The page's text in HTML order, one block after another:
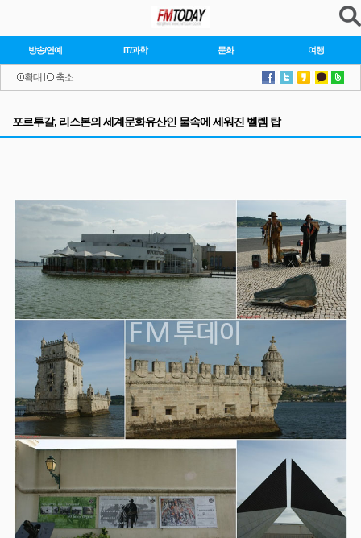
방송/연예 IT/과학 문화 여행
확대 축소
포르투갈, 리스본의 세계문화유산인 물속에 세워진 벨렘 탑